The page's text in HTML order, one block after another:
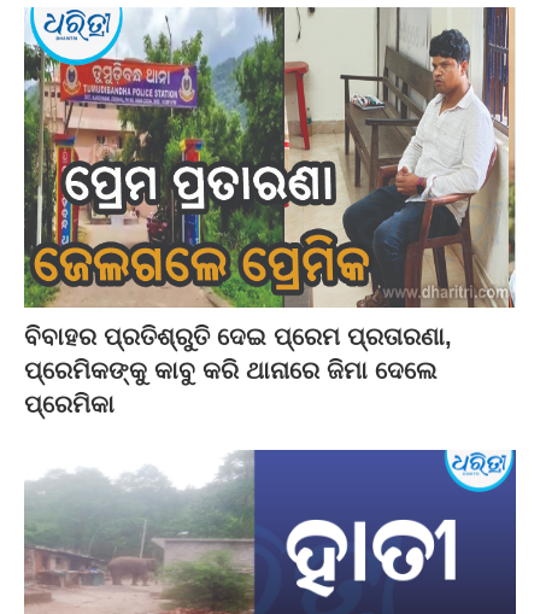
ବିବାହର ପ୍ରତିଶ୍ରୁତି ଦେଇ ପ୍ରେମ ପ୍ରତାରଣା,
ପ୍ରେମିକଙ୍କୁ କାବୁ କରି ଥାନାରେ ଜିମା ଦେଲେ
ପ୍ରେମିକା